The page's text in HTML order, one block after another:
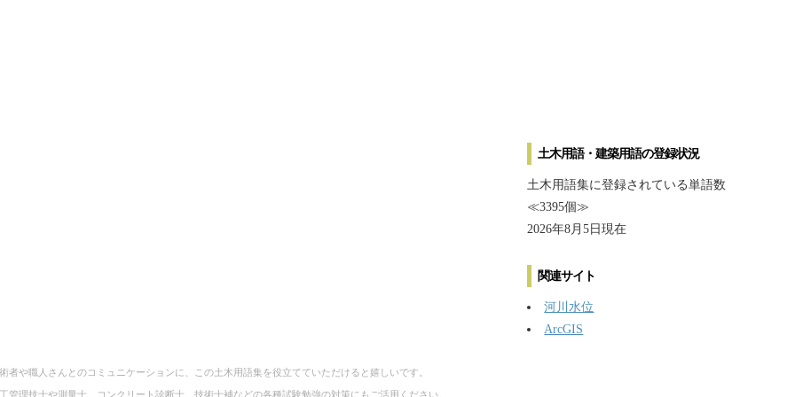
土木用語・建築用語の登録状況
土木用語集に登録されている単語数
≪3395個≫
2026年8月5日現在
関連サイト
河川水位
ArcGIS
者や職人さんとのコミュニケーションに、この土木用語集を役立てていただけると嬉しいです。
管理技士や測量士、コンクリート診断士、技術士補などの各種試験勉強の対策にもご活用ください。